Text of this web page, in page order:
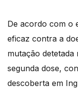
De acordo com o
eficaz contra a
mutação detetada
segunda dose,
descoberta em